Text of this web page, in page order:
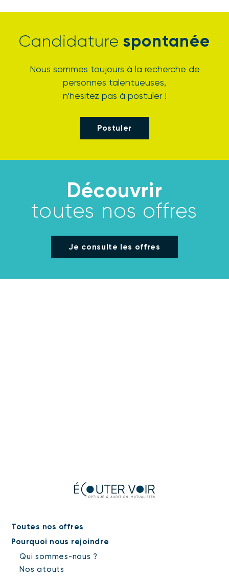
Candidature spontanée
Nous sommes toujours à la recherche de
personnes talentueuses,
n’hesitez pas à postuler !
Postuler
Découvrir
toutes nos offres
Je consulte les offres
Toutes nos offres
Pourquoi nous rejoindre
Qui sommes-nous ?
Nos atouts